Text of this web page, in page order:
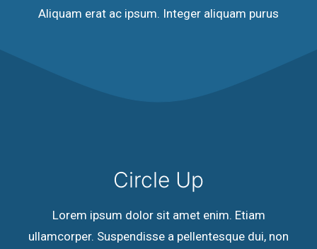
Aliquam erat ac ipsum. Integer aliquam purus
Circle Up
Lorem ipsum dolor sit amet enim. Etiam
ullamcorper. Suspendisse a pellentesque dui, non